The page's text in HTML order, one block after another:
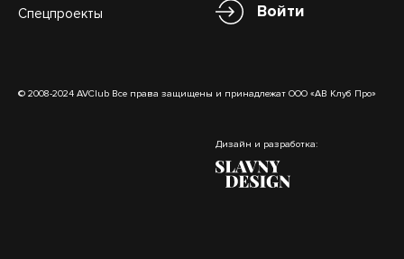
Спецпроекты
Войти
© 2008-2024 AVClub Все права защищены и принадлежат ООО «АВ Клуб Про»
Дизайн и разработка: